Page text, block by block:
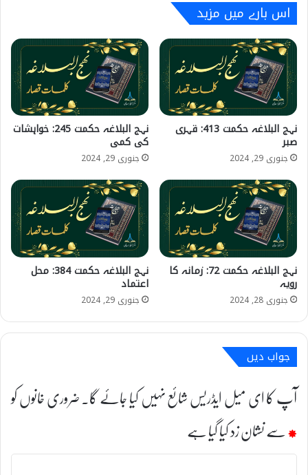
اس بارے میں مزید
نہج البلاغہ حکمت 413: قہری
صبر
جنوری 29, 2024
نہج البلاغہ حکمت 245: خواہشات
کی کمی
جنوری 29, 2024
نہج البلاغہ حکمت 72: زمانہ کا
رویہ
جنوری 28, 2024
نہج البلاغہ حکمت 384: محل
اعتماد
جنوری 29, 2024
جواب دیں
آپ کا ای میل ایڈریس شائع نہیں کیا جائے گا۔ضروری خانوں کو
*سے نشان زد کیا گیا ہے
ت